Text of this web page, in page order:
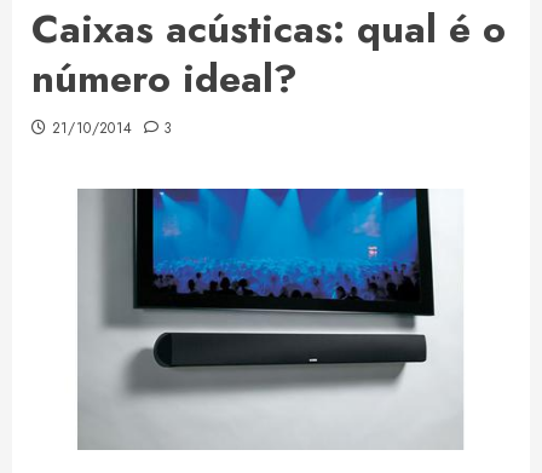
Caixas acústicas: qual é o
número ideal?
21/10/2014 3